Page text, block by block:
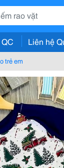
Liên hệ
trẻ em